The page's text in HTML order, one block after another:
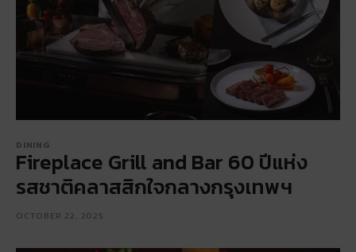
DINING
Fireplace Grill and Bar 60 ปีแห่ง
รสชาติคลาสสิกใจกลางกรุงเทพฯ
OCTOBER 22, 2025